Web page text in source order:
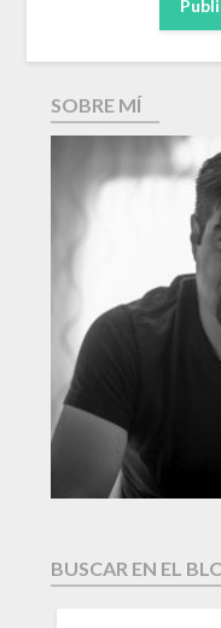
SOBRE MÍ
BUSCAR EN EL